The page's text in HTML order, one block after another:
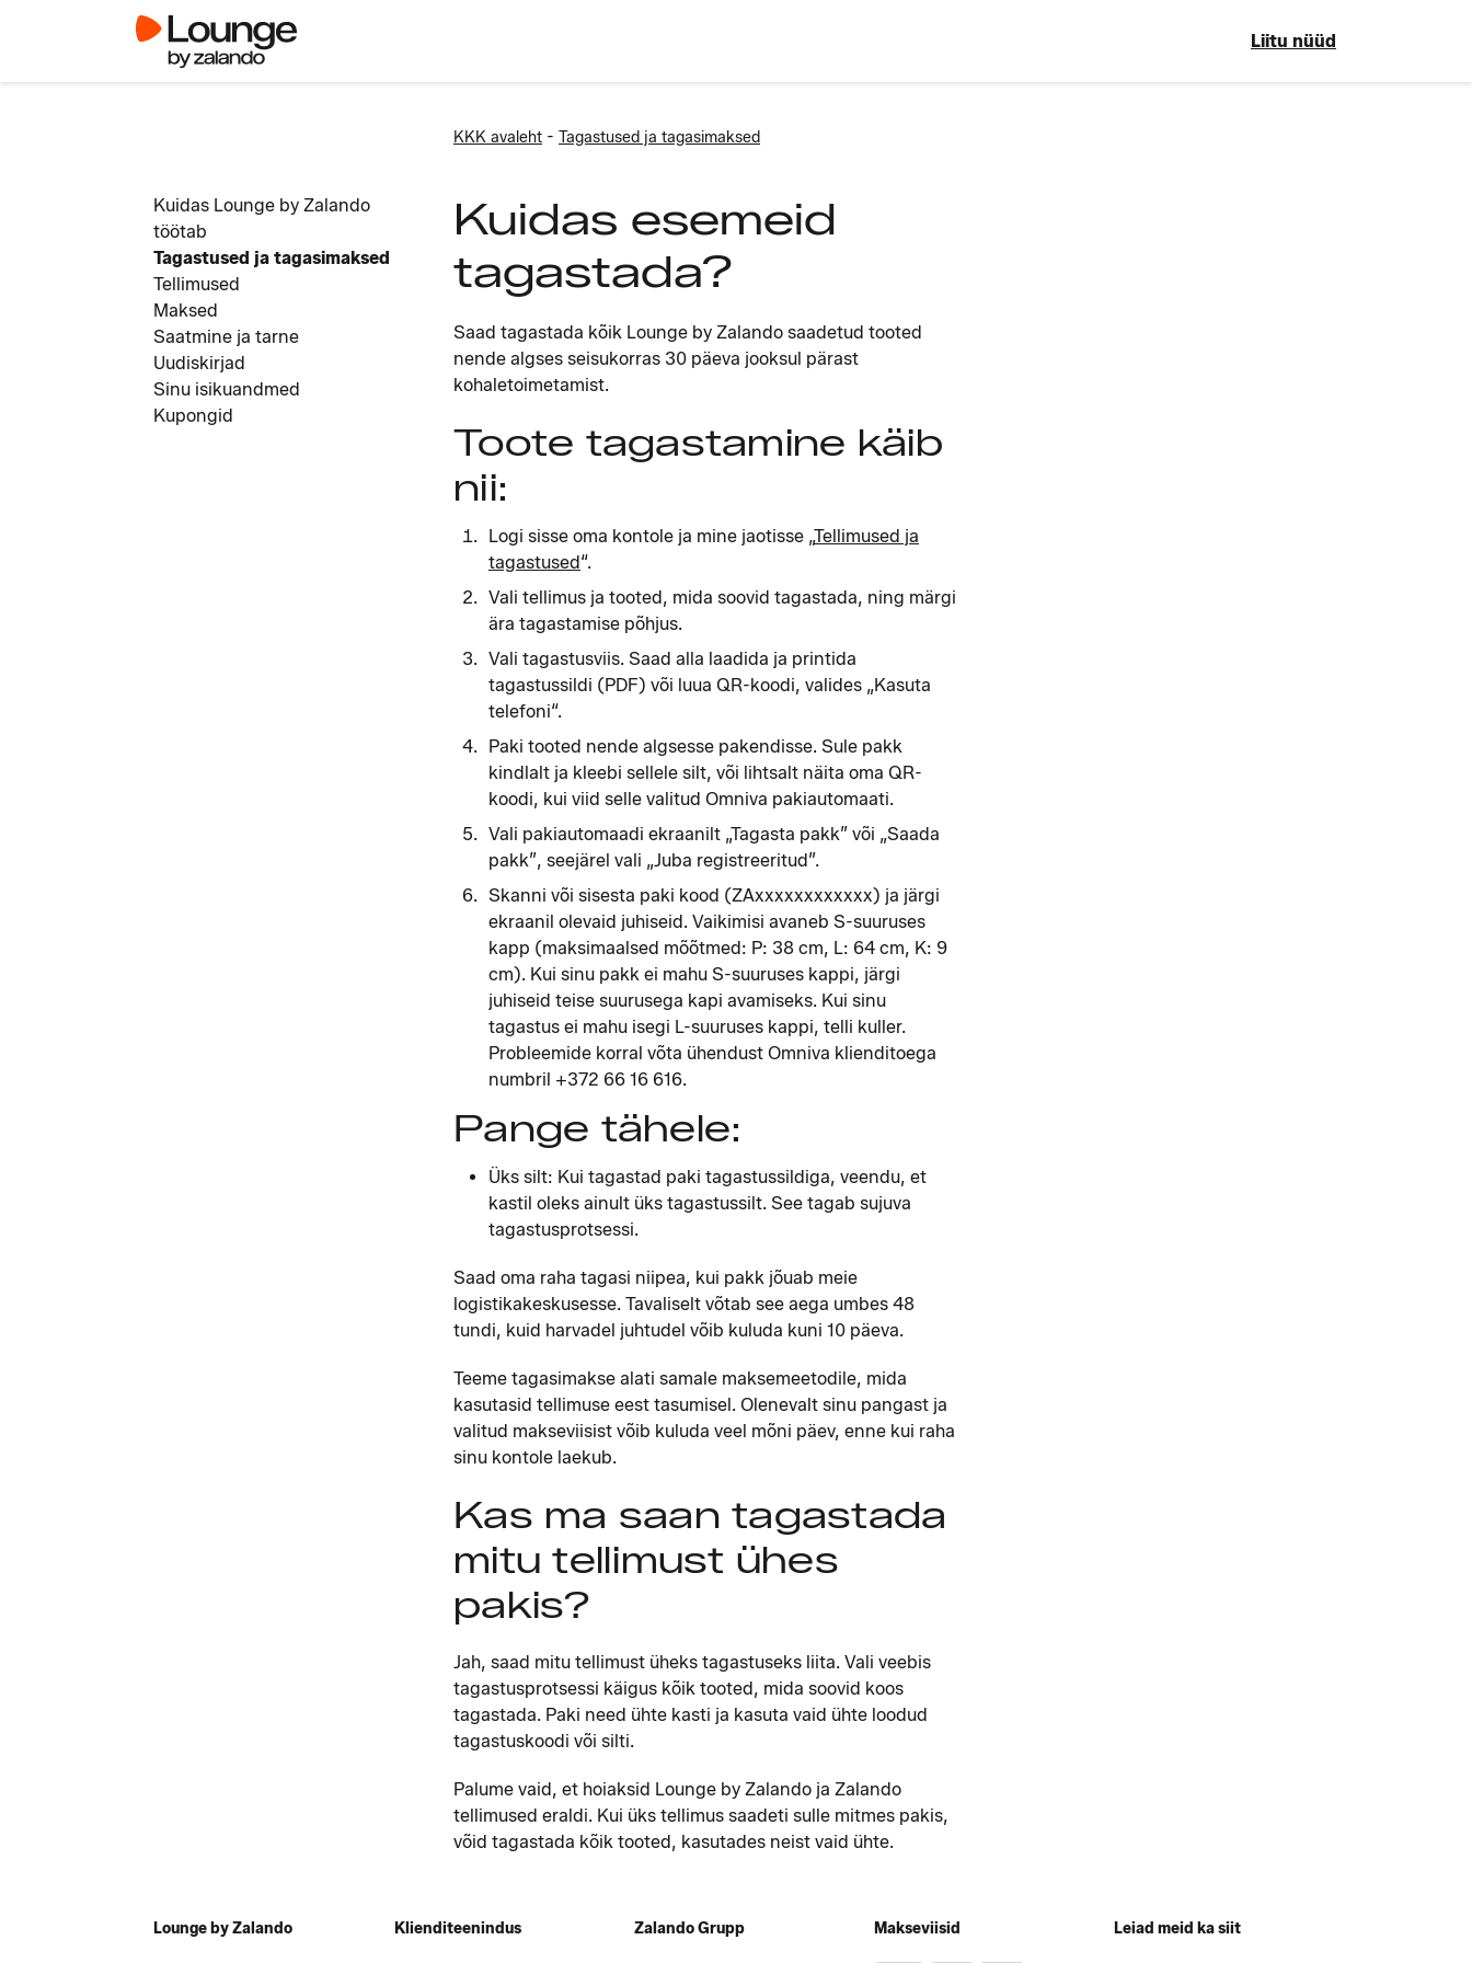
Liitu nüüd
KKK avaleht - Tagastused ja tagasimaksed
Kuidas Lounge by Zalando
töötab
Tagastused ja tagasimaksed
Tellimused
Maksed
Saatmine ja tarne
Uudiskirjad
Sinu isikuandmed
Kupongid
Kuidas esemeid
tagastada?
Saad tagastada kõik Lounge by Zalando saadetud tooted
nende algses seisukorras 30 päeva jooksul pärast
kohaletoimetamist.
Toote tagastamine käib
nii:
Logi sisse oma kontole ja mine jaotisse „Tellimused ja
tagastused“.
Vali tellimus ja tooted, mida soovid tagastada, ning märgi
ära tagastamise põhjus.
Vali tagastusviis. Saad alla laadida ja printida
tagastussildi (PDF) või luua QR-koodi, valides „Kasuta
telefoni“.
Paki tooted nende algsesse pakendisse. Sule pakk
kindlalt ja kleebi sellele silt, või lihtsalt näita oma QR-
koodi, kui viid selle valitud Omniva pakiautomaati.
Vali pakiautomaadi ekraanilt „Tagasta pakk” või „Saada
pakk”, seejärel vali „Juba registreeritud”.
Skanni või sisesta paki kood (ZAxxxxxxxxxxxx) ja järgi
ekraanil olevaid juhiseid. Vaikimisi avaneb S-suuruses
kapp (maksimaalsed mõõtmed: P: 38 cm, L: 64 cm, K: 9
cm). Kui sinu pakk ei mahu S-suuruses kappi, järgi
juhiseid teise suurusega kapi avamiseks. Kui sinu
tagastus ei mahu isegi L-suuruses kappi, telli kuller.
Probleemide korral võta ühendust Omniva klienditoega
numbril +372 66 16 616.
Pange tähele:
Üks silt: Kui tagastad paki tagastussildiga, veendu, et
kastil oleks ainult üks tagastussilt. See tagab sujuva
tagastusprotsessi.
Saad oma raha tagasi niipea, kui pakk jõuab meie
logistikakeskusesse. Tavaliselt võtab see aega umbes 48
tundi, kuid harvadel juhtudel võib kuluda kuni 10 päeva.
Teeme tagasimakse alati samale maksemeetodile, mida
kasutasid tellimuse eest tasumisel. Olenevalt sinu pangast ja
valitud makseviisist võib kuluda veel mõni päev, enne kui raha
sinu kontole laekub.
Kas ma saan tagastada
mitu tellimust ühes
pakis?
Jah, saad mitu tellimust üheks tagastuseks liita. Vali veebis
tagastusprotsessi käigus kõik tooted, mida soovid koos
tagastada. Paki need ühte kasti ja kasuta vaid ühte loodud
tagastuskoodi või silti.
Palume vaid, et hoiaksid Lounge by Zalando ja Zalando
tellimused eraldi. Kui üks tellimus saadeti sulle mitmes pakis,
võid tagastada kõik tooted, kasutades neist vaid ühte.
Lounge by Zalando Klienditeenindus Zalando Grupp Makseviisid Leiad meid ka siit